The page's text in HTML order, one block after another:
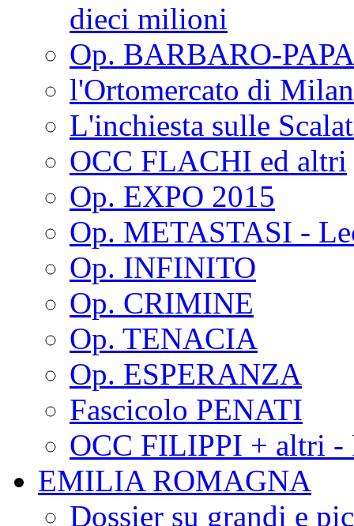
dieci milioni
Op. BARBARO-
l'Ortomercato di
L'inchiesta sulle
OCC FLACHI ed altri
Op. EXPO 2015
Op. METASTASI -
Op. INFINITO
Op. CRIMINE
Op. TENACIA
Op. ESPERANZA
Fascicolo PENATI
OCC FILIPPI + altri -
EMILIA ROMAGNA
Dossier su grandi e